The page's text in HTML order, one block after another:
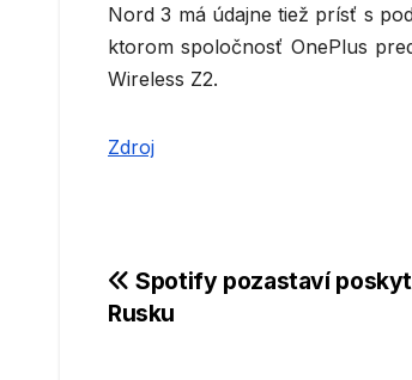
Nord 3 má údajne tiež prísť s
ktorom spoločnosť OnePlus
Wireless Z2.
Zdroj
Navigácia
Spotify pozastaví
Rusku